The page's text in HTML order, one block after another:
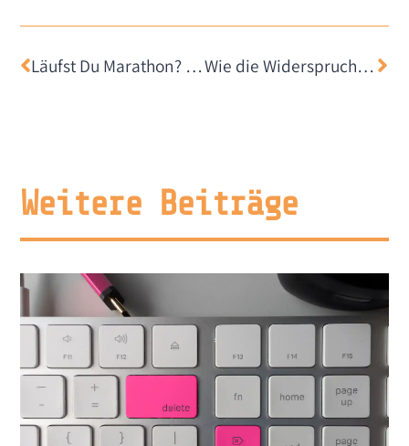
Läufst Du Marathon? Dein Gesicht verrät es Wie die Widerspruchslösung die digitalen Altlasten von Swisstransplant lösen könnte
Weitere Beiträge